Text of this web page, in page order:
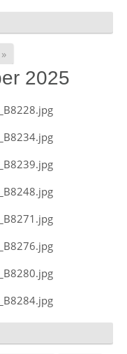
2025